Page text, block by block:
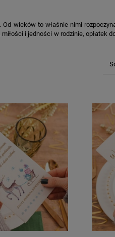
wieków to właśnie nimi
i jedności w rodzinie, opłatek